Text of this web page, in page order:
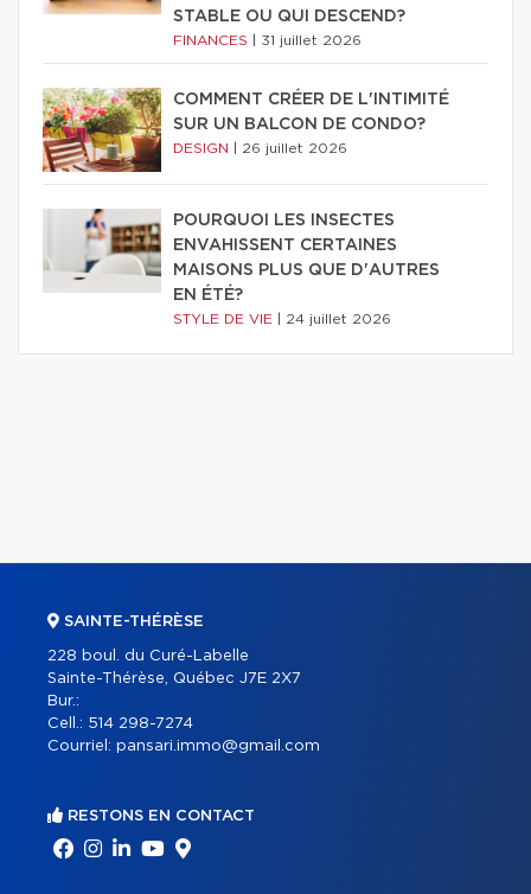
STABLE OU QUI DESCEND?
FINANCES 31 juillet 2026
COMMENT CRÉER DE L'INTIMITÉ
SUR UN BALCON DE CONDO?
DESIGN 26 juillet 2026
POURQUOI LES INSECTES
ENVAHISSENT CERTAINES
MAISONS PLUS QUE D'AUTRES
EN ÉTÉ?
STYLE DE VIE 24 juillet 2026
SAINTE-THÉRÈSE
228 boul. du Curé-Labelle
Sainte-Thérèse, Québec J7E 2X7
Bur.:
Cell.: 514 298-7274
Courriel: pansari.immo@gmail.com
RESTONS EN CONTACT